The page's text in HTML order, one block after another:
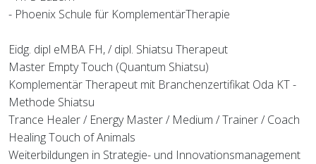
- Phoenix Schule für KomplementärTherapie
Eidg. dipl eMBA FH, / dipl. Shiatsu Therapeut
Master Empty Touch (Quantum Shiatsu)
Komplementär Therapeut mit Branchenzertifikat Oda KT -
Methode Shiatsu
Trance Healer / Energy Master / Medium / Trainer / Coach
Healing Touch of Animals
Weiterbildungen in Strategie- und Innovationsmanagement